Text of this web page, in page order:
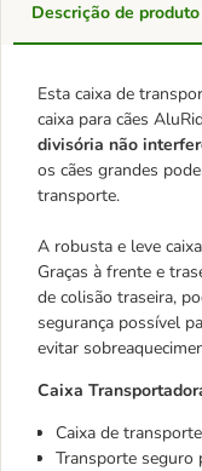
Descrição de produto
Esta caixa de
caixa para cães
divisória não
os cães grandes
transporte.
A robusta e leve
Graças à frente e
de colisão traseira,
segurança possível
evitar
Caixa
Caixa de
Transporte seguro